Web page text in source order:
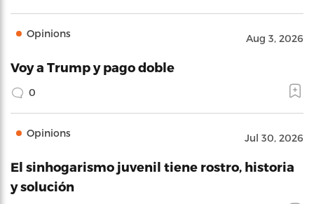
Opinions Aug 3, 2026
Voy a Trump y pago doble
0
Opinions Jul 30, 2026
El sinhogarismo juvenil tiene rostro, historia
y solución